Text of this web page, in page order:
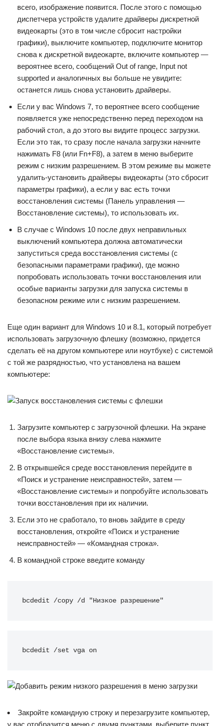
всего, изображение появится. После этого с помощью
диспетчера устройств удалите драйверы дискретной
видеокарты (это в том числе сбросит настройки
графики), выключите компьютер, подключите монитор
снова к дискретной видеокарте, включите компьютер —
вероятнее всего, сообщений Out of range, Input not
supported и аналогичных вы больше не увидите:
останется лишь снова установить драйверы.
Если у вас Windows 7, то вероятнее всего сообщение
появляется уже непосредственно перед переходом на
рабочий стол, а до этого вы видите процесс загрузки.
Если это так, то сразу после начала загрузки начните
нажимать F8 (или Fn+F8), а затем в меню выберите
режим с низким разрешением. В этом режиме вы можете
удалить-установить драйверы видеокарты (это сбросит
параметры графики), а если у вас есть точки
восстановления системы (Панель управления —
Восстановление системы), то использовать их.
В случае с Windows 10 после двух неправильных
выключений компьютера должна автоматически
запуститься среда восстановления системы (с
безопасными параметрами графики), где можно
попробовать использовать точки восстановления или
особые варианты загрузки для запуска системы в
безопасном режиме или с низким разрешением.
Еще один вариант для Windows 10 и 8.1, который потребует
использовать загрузочную флешку (возможно, придется
сделать её на другом компьютере или ноутбуке) с системой
с той же разрядностью, что установлена на вашем
компьютере:
Загрузите компьютер с загрузочной флешки. На экране
после выбора языка внизу слева нажмите
«Восстановление системы».
В открывшейся среде восстановления перейдите в
«Поиск и устранение неисправностей», затем —
«Восстановление системы» и попробуйте использовать
точки восстановления при их наличии.
Если это не сработало, то вновь зайдите в среду
восстановления, откройте «Поиск и устранение
неисправностей» — «Командная строка».
В командной строке введите команду
bcdedit /copy /d "Низкое разрешение"
bcdedit /set vga on
Закройте командную строку и перезагрузите компьютер,
у вас отобразится меню с двумя пунктами, выберите пункт